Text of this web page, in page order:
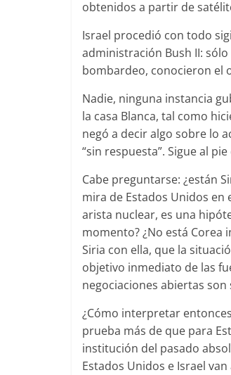
obtenidos a partir de
Israel procedió con todo
administración Bush II:
bombardeo, conocieron el
Nadie, ninguna instancia
la casa Blanca, tal como
negó a decir algo sobre lo
“sin respuesta”. Sigue al
Cabe preguntarse: ¿están
mira de Estados Unidos
arista nuclear, es una
momento? ¿No está Corea
Siria con ella, que la
objetivo inmediato de las
negociaciones abiertas
¿Cómo interpretar
prueba más de que para
institución del pasado
Estados Unidos e Israel